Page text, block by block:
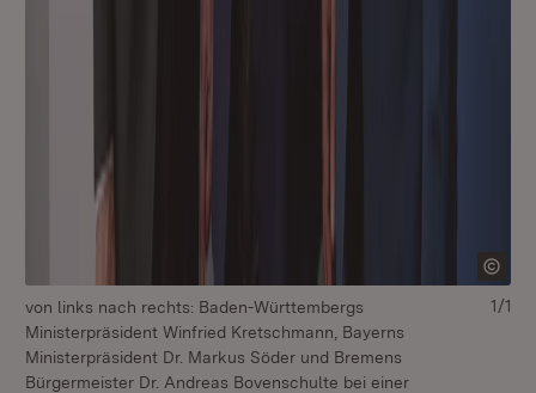
von links nach rechts: Baden-Württembergs
Ministerpräsident Winfried Kretschmann, Bayerns
Ministerpräsident Dr. Markus Söder und Bremens
Bürgermeister Dr. Andreas Bovenschulte bei einer
1/1